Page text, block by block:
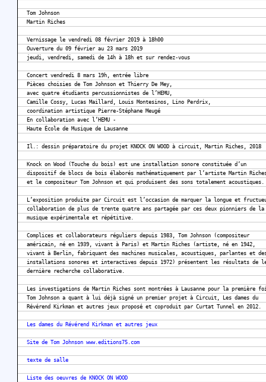
Tom Johnson
Martin Riches
Vernissage le vendredi 08 février 2019 à 18h00
Ouverture du 09 février au 23 mars 2019
jeudi, vendredi, samedi de 14h à 18h et sur rendez-vous
Concert vendredi 8 mars 19h, entrée libre
Pièces choisies de Tom Johnson et Thierry De Mey,
avec quatre étudiants percussionnistes de l’HEMU,
Camille Cossy, Lucas Maillard, Louis Montesinos, Lino Perdrix,
coordination artistique Pierre-Stéphane Meugé
En collaboration avec l’HEMU -
Haute École de Musique de Lausanne
Il.: dessin préparatoire du projet KNOCK ON WOOD à circuit, Martin Riches, 2018
Knock on Wood (Touche du bois) est une installation sonore constituée d’un
dispositif de blocs de bois élaborés mathématiquement par l’artiste Martin
et le compositeur Tom Johnson et qui produisent des sons totalement acoustiques.
L’exposition produite par Circuit est l’occasion de marquer la longue et
collaboration de plus de trente quatre ans partagée par ces deux pionniers de la
musique expérimentale et répétitive.
Complices et collaborateurs réguliers depuis 1983, Tom Johnson (compositeur
américain, né en 1939, vivant à Paris) et Martin Riches (artiste, né en 1942,
vivant à Berlin, fabriquant des machines musicales, acoustiques, parlantes et
installations sonores et interactives depuis 1972) présentent les résultats de
dernière recherche collaborative.
Les investigations de Martin Riches sont montrées à Lausanne pour la première
Tom Johnson a quant à lui déjà signé un premier projet à Circuit, Les dames du
Révérend Kirkman et autres jeux proposé et coproduit par Curtat Tunnel en 2012.
Les dames du Révérend Kirkman et autres jeux
Site de Tom Johnson www.editions75.com
texte de salle
Liste des oeuvres de KNOCK ON WOOD